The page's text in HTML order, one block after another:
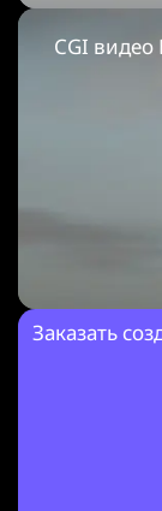
CGI
Заказать